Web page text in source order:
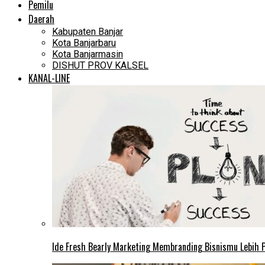
Pemilu
Daerah
Kabupaten Banjar
Kota Banjarbaru
Kota Banjarmasin
DISHUT PROV KALSEL
KANAL-LINE
Ide Fresh Bearly Marketing Membranding Bisnismu Lebih